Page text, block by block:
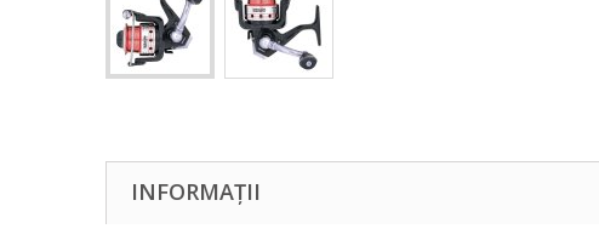
INFORMAȚII